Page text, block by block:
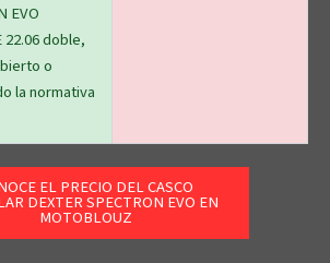
EVO
22.06 doble,
o
la normativa
EL PRECIO DEL CASCO
DEXTER SPECTRON EVO EN
MOTOBLOUZ